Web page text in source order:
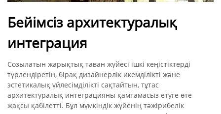
Бейімсіз архитектуралық
интеграция
Созылатын жарықтық таван жүйесі ішкі кеңістіктерді
түрлендіретін, бірақ дизайнерлік икемділікті және
эстетикалық үйлесімділікті сақтайтын, тұтас
архитектуралық интеграцияны қамтамасыз етуге өте
жақсы қабілетті. Бұл мүмкіндік жүйенің тәжірибелік